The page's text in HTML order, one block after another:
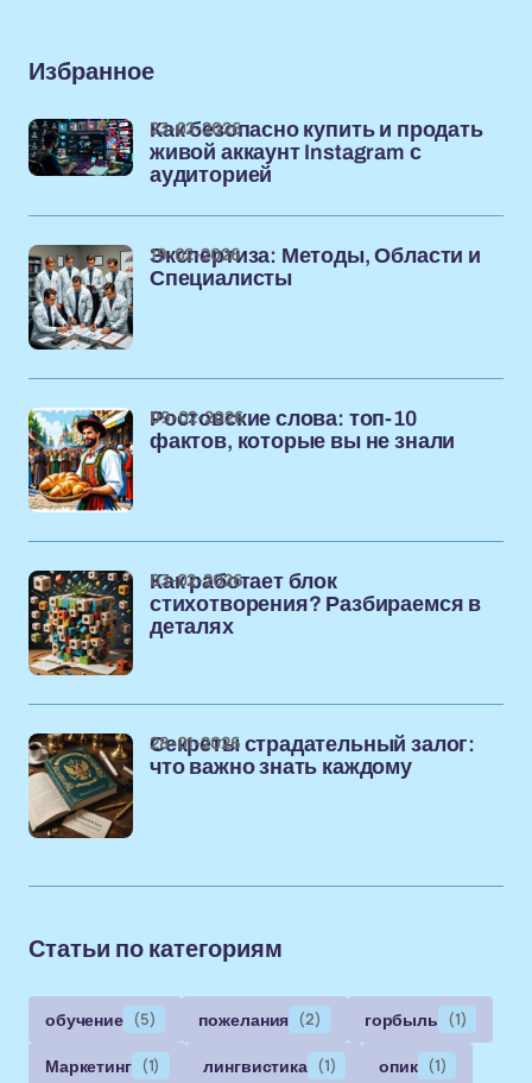
Избранное
Как безопасно купить и продать
живой аккаунт Instagram с
аудиторией
23-02-2026
Экспертиза: Методы, Области и
Специалисты
19-02-2026
Ростовские слова: топ-10
фактов, которые вы не знали
09-02-2026
Как работает блок
стихотворения? Разбираемся в
деталях
03-02-2026
Секреты страдательный залог:
что важно знать каждому
28-01-2026
Статьи по категориям
обучение (5) пожелания (2) горбыль (1)
Маркетинг (1) лингвистика (1) опик (1)